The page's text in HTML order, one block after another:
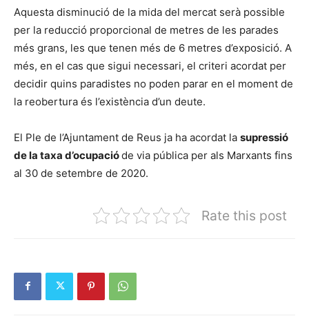
Aquesta disminució de la mida del mercat serà possible
per la reducció proporcional de metres de les parades
més grans, les que tenen més de 6 metres d’exposició. A
més, en el cas que sigui necessari, el criteri acordat per
decidir quins paradistes no poden parar en el moment de
la reobertura és l’existència d’un deute.
El Ple de l’Ajuntament de Reus ja ha acordat la supressió
de la taxa d’ocupacióde via pública per als Marxants fins
al 30 de setembre de 2020.
Rate this post